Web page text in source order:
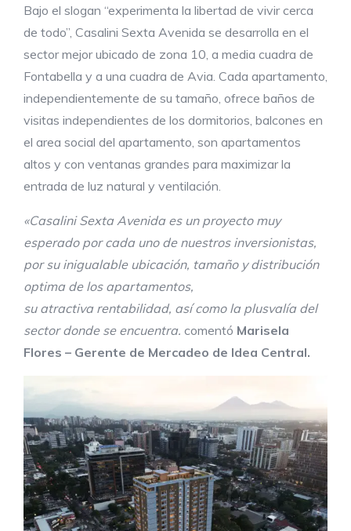
Bajo el slogan “experimenta la libertad de vivir cerca
de todo”, Casalini Sexta Avenida se desarrolla en el
sector mejor ubicado de zona 10, a media cuadra de
Fontabella y a una cuadra de Avia. Cada apartamento,
independientemente de su tamaño, ofrece baños de
visitas independientes de los dormitorios, balcones en
el area social del apartamento, son apartamentos
altos y con ventanas grandes para maximizar la
entrada de luz natural y ventilación.
«Casalini Sexta Avenida es un proyecto muy
esperado por cada uno de nuestros inversionistas,
por su inigualable ubicación, tamaño y distribución
optima de los apartamentos,
su atractiva rentabilidad, así como la plusvalía del
sector donde se encuentra. comentó Marisela
Flores – Gerente de Mercadeo de Idea Central.